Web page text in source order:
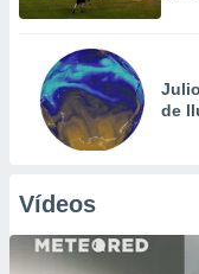
de
Vídeos